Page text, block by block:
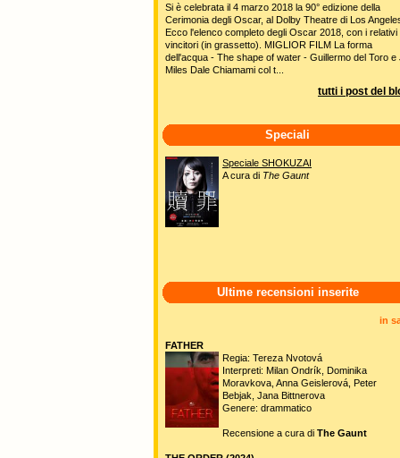
Si è celebrata il 4 marzo 2018 la 90° edizione della
Cerimonia degli Oscar, al Dolby Theatre di Los
Ecco l'elenco completo degli Oscar 2018, con i relativi
vincitori (in grassetto). MIGLIOR FILM La forma
dell'acqua - The shape of water - Guillermo del Toro e
Miles Dale Chiamami col t...
tutti i post del
Speciali
Speciale SHOKUZAI
A cura di The Gaunt
Ultime recensioni inserite
in
FATHER
Regia: Tereza Nvotová
Interpreti: Milan Ondrík, Dominika
Moravkova, Anna Geislerová, Peter
Bebjak, Jana Bittnerova
Genere: drammatico
Recensione a cura di The Gaunt